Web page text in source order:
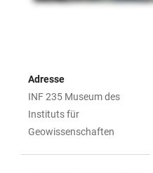
Adresse
INF 235 Museum des
Instituts für
Geowissenschaften